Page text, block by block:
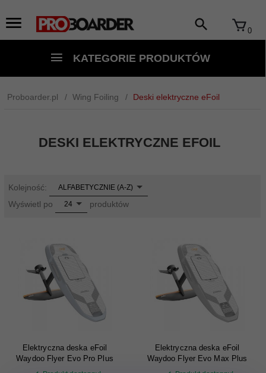
0
KATEGORIE PRODUKTÓW
Proboarder.pl Wing Foiling Deski elektryczne eFoil
DESKI ELEKTRYCZNE EFOIL
Kolejność: sortALFABETYCZNIE (A-Z)
Wyświetl po pop24 produktów
Elektryczna deska eFoil
Waydoo Flyer Evo Pro Plus
Elektryczna deska eFoil
Waydoo Flyer Evo Max Plus